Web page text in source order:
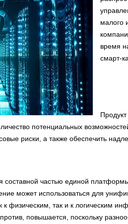
малого
время
смарт-
потенциальных
риски, а также обеспечить
составной частью единой
может использоваться для
к физическим, так и к логическим
повышается, поскольку